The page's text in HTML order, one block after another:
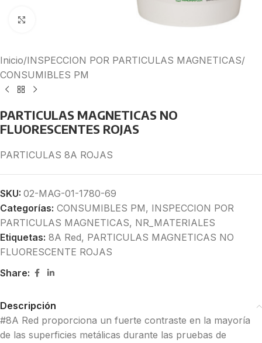
Inicio/INSPECCION POR PARTICULAS MAGNETICAS/
CONSUMIBLES PM
PARTICULAS MAGNETICAS NO
FLUORESCENTES ROJAS
PARTICULAS 8A ROJAS
SKU: 02-MAG-01-1780-69
Categorías: CONSUMIBLES PM, INSPECCION POR
PARTICULAS MAGNETICAS, NR_MATERIALES
Etiquetas: 8A Red, PARTICULAS MAGNETICAS NO
FLUORESCENTE ROJAS
Share:
Descripción
#8A Red proporciona un fuerte contraste en la mayoría
de las superficies metálicas durante las pruebas de